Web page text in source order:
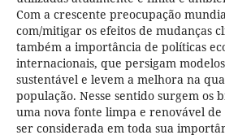
Com a crescente preocupação
com/mitigar os efeitos de mudanças
também a importância de políticas
internacionais, que persigam
sustentável e levem a melhora na
população. Nesse sentido surgem os
uma nova fonte limpa e renovável
ser considerada em toda sua